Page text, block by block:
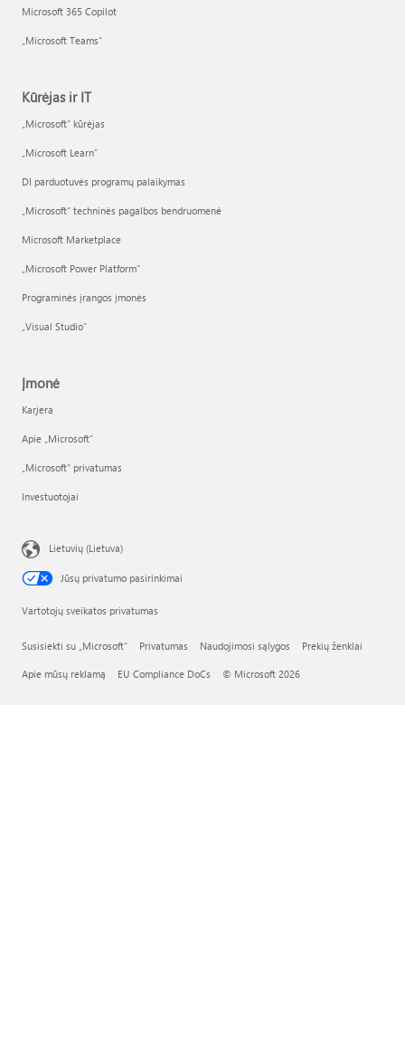
Microsoft 365 Copilot
„Microsoft Teams“
Kūrėjas ir IT
„Microsoft“ kūrėjas
„Microsoft Learn“
DI parduotuvės programų palaikymas
„Microsoft“ techninės pagalbos bendruomenė
Microsoft Marketplace
„Microsoft Power Platform“
Programinės įrangos įmonės
„Visual Studio“
Įmonė
Karjera
Apie „Microsoft“
„Microsoft“ privatumas
Investuotojai
Lietuvių (Lietuva)
Jūsų privatumo pasirinkimai
Vartotojų sveikatos privatumas
Susisiekti su „Microsoft“ Privatumas Naudojimosi sąlygos Prekių ženklai
Apie mūsų reklamą EU Compliance DoCs © Microsoft 2026